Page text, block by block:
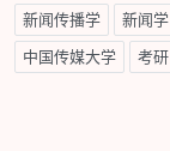
新闻传播学 新闻学
中国传媒大学 考研